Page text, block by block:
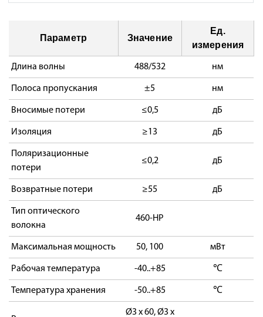
Параметр Значение
Ед.
измерения
Длина волны 488/532 нм
Полоса пропускания ±5 нм
Вносимые потери ≤0,5 дБ
Изоляция ≥13 дБ
Поляризационные
потери
≤0,2 дБ
Возвратные потери ≥55 дБ
Тип оптического
волокна
460-HP
Максимальная мощность 50, 100 мВт
Рабочая температура -40..+85 ℃
Температура хранения -50..+85 ℃
Ø3 x 60, Ø3 x